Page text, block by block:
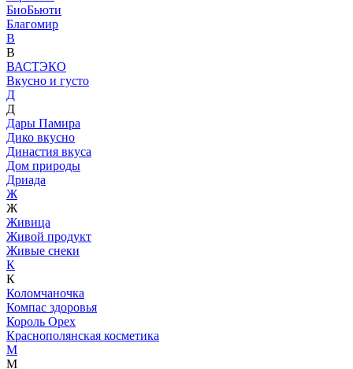
БиоБьюти
Благомир
В
В
ВАСТЭКО
Вкусно и густо
Д
Д
Дары Памира
Дико вкусно
Династия вкуса
Дом природы
Дриада
Ж
Ж
Живица
Живой продукт
Живые снеки
К
К
Коломчаночка
Компас здоровья
Король Орех
Краснополянская косметика
М
М